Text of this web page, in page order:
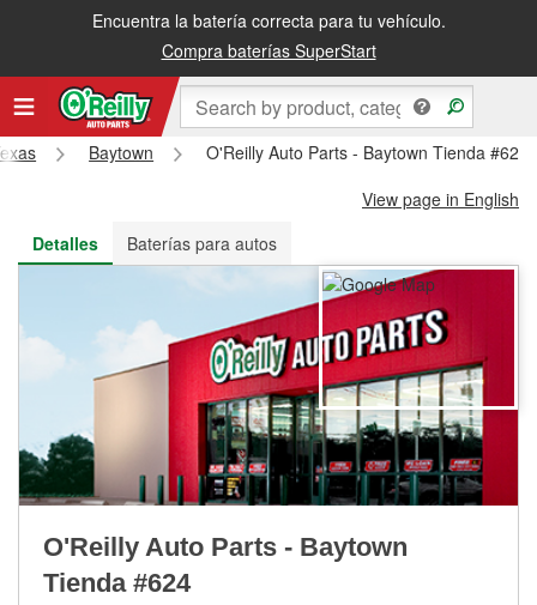
Encuentra la batería correcta para tu vehículo.
Compra baterías SuperStart
Recibe tu orden gratis al día siguiente o recógela en la tienda
Baytown
O'Reilly Auto Parts - Baytown Tienda #624
View page in English
Detalles
Baterías para autos
O'Reilly Auto Parts - Baytown
Tienda #624